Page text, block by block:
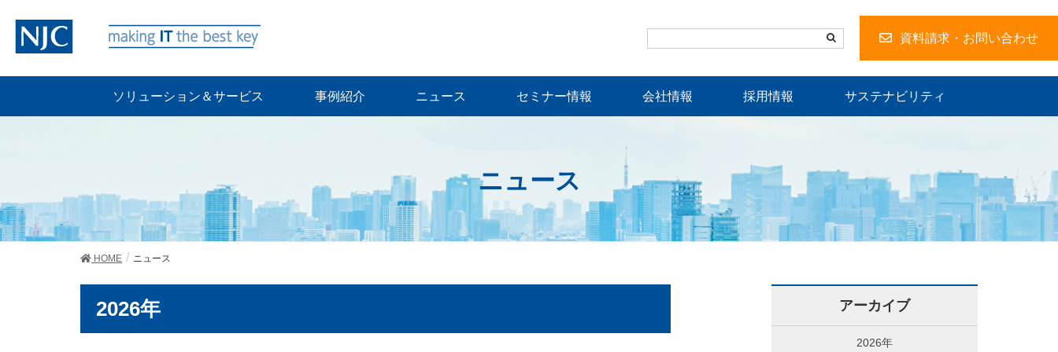
資料請求・お問い合わせ
ソリューション＆サービス 事例紹介 ニュース セミナー情報 会社情報 採用情報 サステナビリティ
ニュース
HOME ニュース
2026年 アーカイブ
2026年